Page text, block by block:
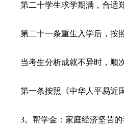
第二十学生求学期满，合适郑
第二十一条重生入学后，按照
当考生分析成就不异时，顺次
第一条按照《中华人平易近国
3。帮学金：家庭经济坚苦的